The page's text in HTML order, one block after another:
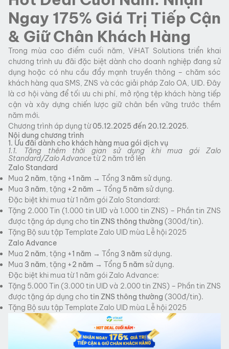
Ngay 175% Giá Trị Tiếp Cận
& Giữ Chân Khách Hàng
Trong mùa cao điểm cuối năm, ViHAT Solutions triển khai
chương trình ưu đãi đặc biệt dành cho doanh nghiệp đang sử
dụng hoặc có nhu cầu đẩy mạnh truyền thông – chăm sóc
khách hàng qua SMS, ZNS và các giải pháp Zalo OA, UID. Đây
là cơ hội vàng để tối ưu chi phí, mở rộng tệp khách hàng tiếp
cận và xây dựng chiến lược giữ chân bền vững trước thềm
năm mới.
Chương trình áp dụng từ05.12.2025 đến 20.12.2025.
Nội dung chương trình
1. Ưu đãi dành cho khách hàng mua gói dịch vụ
1.1. Tặng thêm thời gian sử dụng khi mua gói Zalo
Standard/Zalo Advancetừ 2 năm trở lên
Zalo Standard
Mua 2 năm, tặng +1 năm → Tổng 3 năm sử dụng.
Mua 3 năm, tặng +2 năm → Tổng 5 năm sử dụng.
Đặc biệt khi mua từ 1 năm gói Zalo Standard:
Tặng 2.000 Tin (1.000 tin UID và 1.000 tin ZNS) – Phần tin ZNS
được tặng áp dụng cho tin ZNS thông thường (300đ/tin).
Tặng Bộ sưu tập Template Zalo UID mùa Lễ hội 2025
Zalo Advance
Mua 2 năm, tặng +1 năm → Tổng 3 năm sử dụng.
Mua 3 năm, tặng +2 năm → Tổng 5 năm sử dụng.
Đặc biệt khi mua từ 1 năm gói Zalo Advance:
Tặng 5.000 Tin (3.000 tin UID và 2.000 tin ZNS) – Phần tin ZNS
được tặng áp dụng cho tin ZNS thông thường (300đ/tin).
Tặng Bộ sưu tập Template Zalo UID mùa Lễ hội 2025